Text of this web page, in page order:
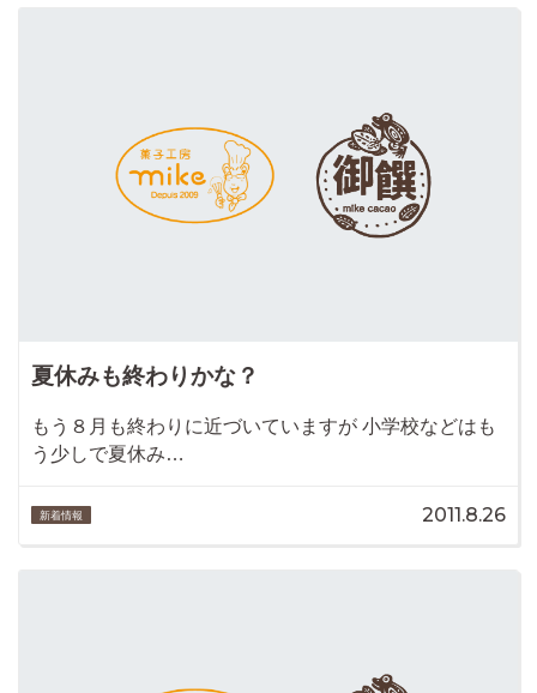
夏休みも終わりかな？
もう８月も終わりに近づいていますが 小学校などはも
う少しで夏休み…
新着情報 2011.8.26